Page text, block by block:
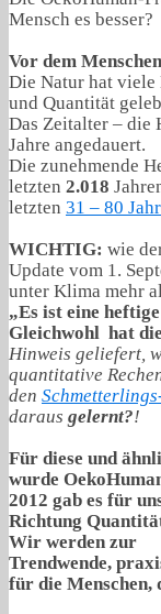
Mensch es besser?
Vor dem
Die Natur hat
und Quantität
Das Zeitalter – die
Jahre angedauert.
Die zunehmende
letzten 2.018
letzten 31 – 80
WICHTIG: wie
Update vom 1.
unter Klima mehr
„Es ist eine
Gleichwohl hat die
Hinweis geliefert,
quantitative
den
daraus gelernt?!
Für diese und
wurde
2012 gab es für
Richtung
Wir werden zur
Trendwende,
für die Menschen,